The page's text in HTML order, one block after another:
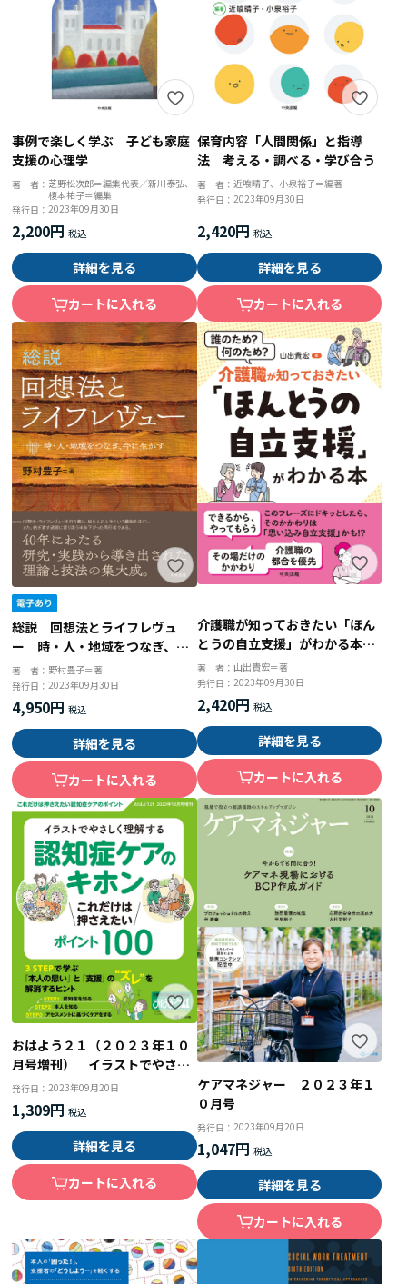
事例で楽しく学ぶ 子ども家庭
支援の心理学
著 者： 芝野松次郎＝編集代表／新川泰弘、
榎本祐子＝編集
発行日：2023年09月30日
2,200円
詳細を見る
カートに入れる
保育内容「人間関係」と指導
法 考える・調べる・学び合う
著 者： 近喰晴子、小泉裕子＝編著
発行日： 2023年09月30日
2,420円
詳細を見る
カートに入れる
総説 回想法とライフレヴュ
ー 時・人・地域をつなぎ、今
に生かす
著 者： 野村豊子＝著
発行日：2023年09月30日
4,950円
詳細を見る
カートに入れる
介護職が知っておきたい「ほん
とうの自立支援」がわかる本
誰のため？ 何のため？
著 者： 山出貴宏＝著
発行日： 2023年09月30日
2,420円
詳細を見る
カートに入れる
おはよう２１（２０２３年１０
月号増刊） イラストでやさし
く理解する認知症ケアのキホ
ン これだけは押さえたいポイ
ント１００
発行日：2023年09月20日
1,309円
詳細を見る
カートに入れる
ケアマネジャー ２０２３年１
０月号
発行日： 2023年09月20日
1,047円
詳細を見る
カートに入れる